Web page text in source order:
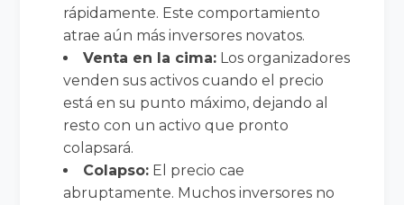
rápidamente. Este comportamiento
atrae aún más inversores novatos.
Venta en la cima: Los organizadores
venden sus activos cuando el precio
está en su punto máximo, dejando al
resto con un activo que pronto
colapsará.
Colapso: El precio cae
abruptamente. Muchos inversores no